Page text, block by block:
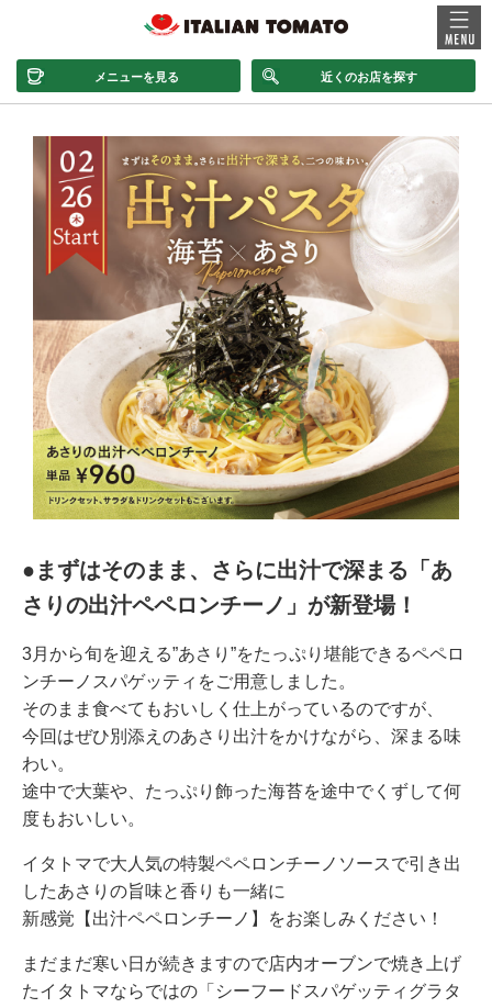
メニューを見る 近くのお店を探す
●まずはそのまま、さらに出汁で深まる「あ
さりの出汁ペペロンチーノ」が新登場！
3月から旬を迎える”あさり”をたっぷり堪能できるペペロ
ンチーノスパゲッティをご用意しました。
そのまま食べてもおいしく仕上がっているのですが、
今回はぜひ別添えのあさり出汁をかけながら、深まる味
わい。
途中で大葉や、たっぷり飾った海苔を途中でくずして何
度もおいしい。
イタトマで大人気の特製ペペロンチーノソースで引き出
したあさりの旨味と香りも一緒に
新感覚【出汁ペペロンチーノ】をお楽しみください！
まだまだ寒い日が続きますので店内オーブンで焼き上げ
たイタトマならではの「シーフードスパゲッティグラタ